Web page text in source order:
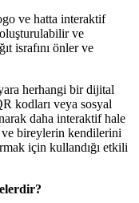
ve hatta interaktif
ve
israfını önler ve
herhangi bir dijital
kodları veya sosyal
daha interaktif hale
bireylerin kendilerini
için kullandığı etkili